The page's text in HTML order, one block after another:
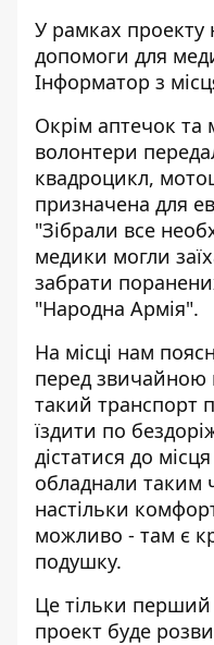
У рамках
допомоги для
Інформатор з
Окрім аптечок та
волонтери
квадроцикл,
призначена для
"Зібрали все
медики могли
забрати
"Народна Армія".
На місці нам
перед звичайною
такий транспорт
їздити по
дістатися до
обладнали таким
настільки
можливо - там є
подушку.
Це тільки перший
проект буде